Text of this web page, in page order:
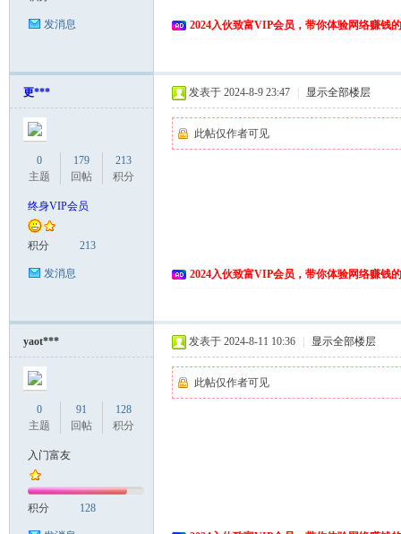
发消息 2024入伙致富VIP会员，带你体验网络赚钱
更***
0
主题
179
回帖
213
积分
终身VIP会员
积分 213
发消息
发表于 2024-8-9 23:47 显示全部楼层
此帖仅作者可见
2024入伙致富VIP会员，带你体验网络赚钱
yaot***
0
主题
91
回帖
128
积分
入门富友
积分 128
发表于 2024-8-11 10:36 显示全部楼层
此帖仅作者可见